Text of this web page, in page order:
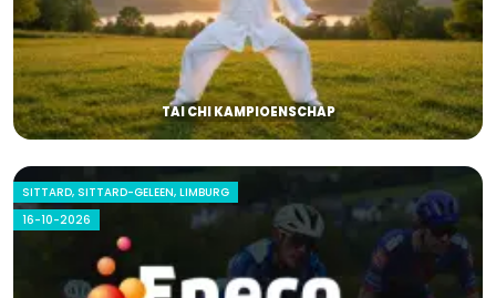
TAI CHI KAMPIOENSCHAP
SITTARD, SITTARD-GELEEN, LIMBURG
16-10-2026